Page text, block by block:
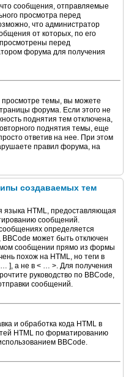
сообщения, отправляемые
просмотра перед
что администратор
от которых, по его
перед
форума для получения
просмотре темы, вы можете
форума. Если этого не
поднятия тем отключена,
поднятия темы, еще
ответив на нее. При этом
правил форума, на
создаваемых тем
языка HTML, предоставляющая
сообщений.
определяется
может быть отключен
сообщении прямо из формы
похож на HTML, но теги в
], а не в < … >. Для получения
руководство по BBCode,
сообщений.
и обработка кода HTML в
HTML по форматированию
BBCode.